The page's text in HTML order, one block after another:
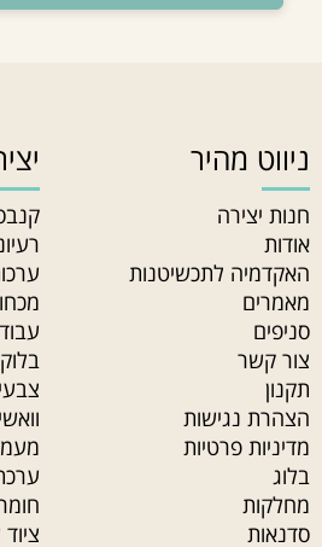
ניווט מהיר
חנות יצירה
אודות
האקדמיה לתכשיטנות
מאמרים
סניפים
צור קשר
תקנון
הצהרת נגישות
מדיניות פרטיות
בלוג
מחלקות
סדנאות